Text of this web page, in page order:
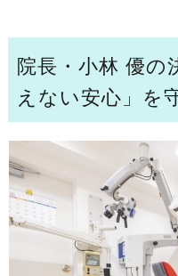
院長・小林 優の
えない安心」を